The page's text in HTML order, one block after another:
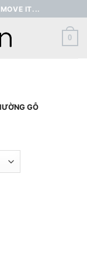
IT...
0
GỖ